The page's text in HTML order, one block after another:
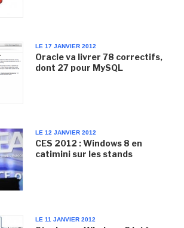
LE 17 JANVIER 2012
Oracle va livrer 78 correctifs,
dont 27 pour MySQL
LE 12 JANVIER 2012
CES 2012 : Windows 8 en
catimini sur les stands
LE 11 JANVIER 2012